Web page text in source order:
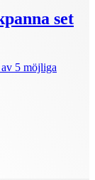
set
5 möjliga